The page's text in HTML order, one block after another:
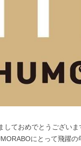
しておめでとうございま
にとって飛躍の